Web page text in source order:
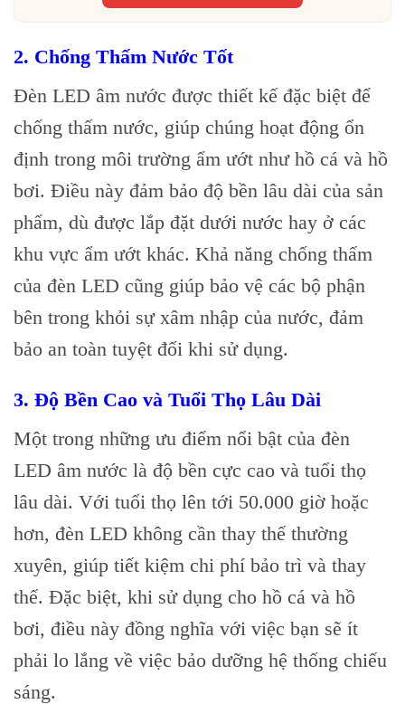
2. Chống Thấm Nước Tốt
Đèn LED âm nước được thiết kế đặc biệt để
chống thấm nước, giúp chúng hoạt động ổn
định trong môi trường ẩm ướt như hồ cá và hồ
bơi. Điều này đảm bảo độ bền lâu dài của sản
phẩm, dù được lắp đặt dưới nước hay ở các
khu vực ẩm ướt khác. Khả năng chống thấm
của đèn LED cũng giúp bảo vệ các bộ phận
bên trong khỏi sự xâm nhập của nước, đảm
bảo an toàn tuyệt đối khi sử dụng.
3. Độ Bền Cao và Tuổi Thọ Lâu Dài
Một trong những ưu điểm nổi bật của đèn
LED âm nước là độ bền cực cao và tuổi thọ
lâu dài. Với tuổi thọ lên tới 50.000 giờ hoặc
hơn, đèn LED không cần thay thế thường
xuyên, giúp tiết kiệm chi phí bảo trì và thay
thế. Đặc biệt, khi sử dụng cho hồ cá và hồ
bơi, điều này đồng nghĩa với việc bạn sẽ ít
phải lo lắng về việc bảo dưỡng hệ thống chiếu
sáng.